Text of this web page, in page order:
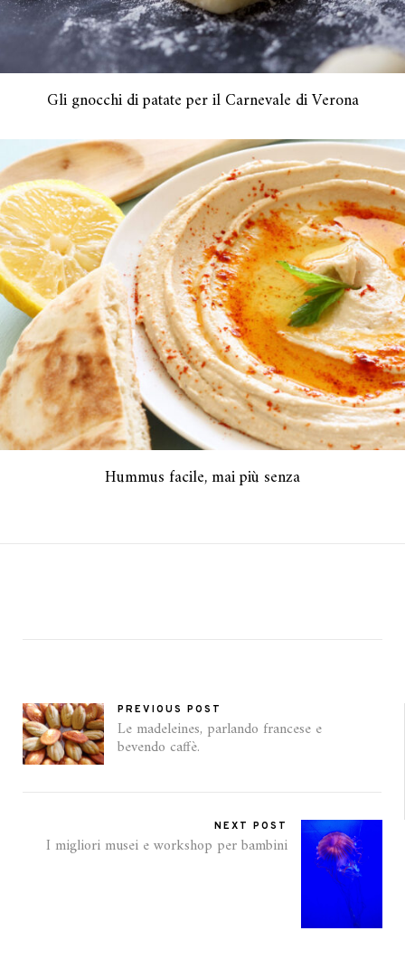
Gli gnocchi di patate per il Carnevale di Verona
Hummus facile, mai più senza
PREVIOUS POST
Le madeleines, parlando francese e
bevendo caffè.
NEXT POST
I migliori musei e workshop per bambini